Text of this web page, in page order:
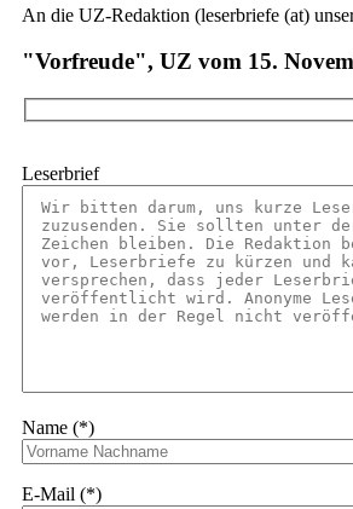
An die UZ-Redaktion (leserbriefe (at)
"Vorfreude", UZ vom 15.
Leserbrief
Name (*)
E-Mail (*)